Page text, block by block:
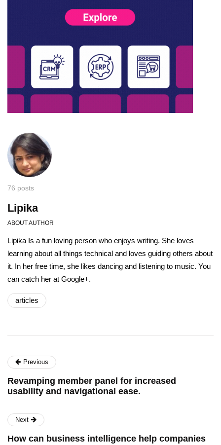
76 posts
Lipika
ABOUT AUTHOR
Lipika Is a fun loving person who enjoys writing. She loves
learning about all things technical and loves guiding others about
it. In her free time, she likes dancing and listening to music. You
can catch her at Google+.
articles
Previous
Revamping member panel for increased
usability and navigational ease.
Next
How can business intelligence help companies